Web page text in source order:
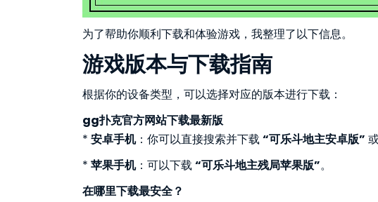
为了帮助你顺利下载和体验游戏，我整理了以下信息。
游戏版本与下载指南
根据你的设备类型，可以选择对应的版本进行下载：
gg扑克官方网站下载最新版
*安卓手机：你可以直接搜索并下载“可乐斗地主安卓版”
* 苹果手机：可以下载“可乐斗地主残局苹果版”。
在哪里下载最安全？